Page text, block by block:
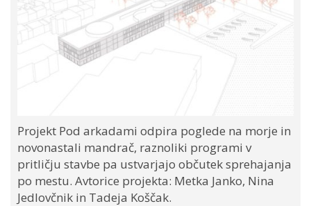
Projekt Pod arkadami odpira poglede na morje in
novonastali mandrač, raznoliki programi v
pritličju stavbe pa ustvarjajo občutek sprehajanja
po mestu. Avtorice projekta: Metka Janko, Nina
Jedlovčnik in Tadeja Koščak.